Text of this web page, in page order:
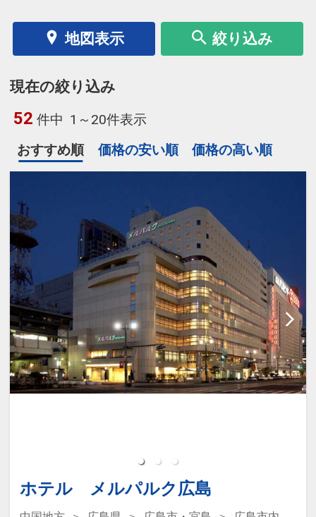
地図表示 絞り込み
現在の絞り込み
52 件中 1～20件表示
おすすめ順
価格の安い順 価格の高い順
ホテル メルパルク広島